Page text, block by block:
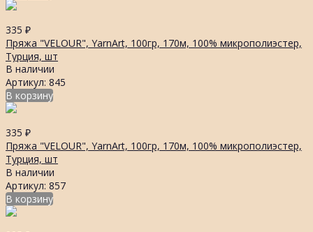
335 ₽
Пряжа "VELOUR", YarnArt, 100гр, 170м, 100% микрополиэстер,
Турция, шт
В наличии
Артикул: 845
В корзину
335 ₽
Пряжа "VELOUR", YarnArt, 100гр, 170м, 100% микрополиэстер,
Турция, шт
В наличии
Артикул: 857
В корзину